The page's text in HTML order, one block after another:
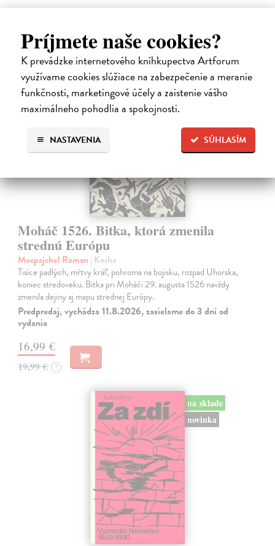
Príjmete naše cookies?
K prevádzke internetového kníhkupectva Artforum
využívame cookies slúžiace na zabezpečenie a meranie
funkčnosti, marketingové účely a zaistenie vášho
maximálneho pohodlia a spokojnosti.
SÚHLASÍM
NASTAVENIA
24,90 € ?
predpredaj
Moháč 1526. Bitka, ktorá zmenila
strednú Európu
Mocpajchel Roman | Kniha
Tisíce padlých, mŕtvy kráľ, pohroma na bojisku, rozpad Uhorska,
koniec stredoveku. Bitka pri Moháči 29. augusta 1526 navždy
zmenila dejiny aj mapu strednej Európy.
Predpredaj, vychádza 11.8.2026, zasielame do 3 dní od
vydania
16,99 €
19,99 € ?
na sklade
novinka